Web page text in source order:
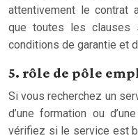
attentivement le contrat
que toutes les clauses
conditions de garantie et
5. rôle de pôle
Si vous recherchez un
d’une formation ou
vérifiez si le service est